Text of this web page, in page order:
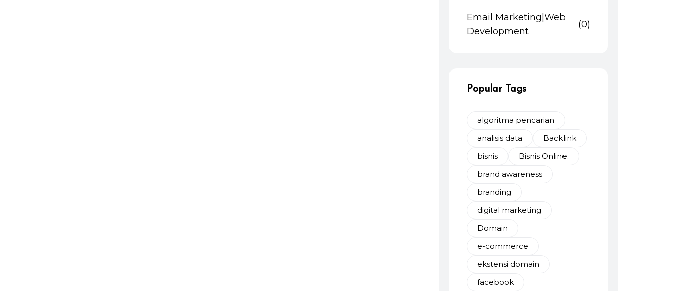
Email Marketing|Web
Development
(0)
Popular Tags
algoritma pencarian
analisis data
Backlink
bisnis
Bisnis Online.
brand awareness
branding
digital marketing
Domain
e-commerce
ekstensi domain
facebook